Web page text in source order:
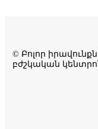
© Բոլոր
բժշկական